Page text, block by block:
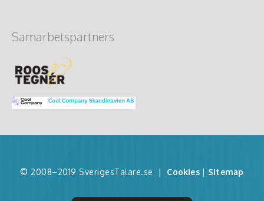
Samarbetspartners
© 2008–2019 SverigesTalare.se | Cookies | Sitemap